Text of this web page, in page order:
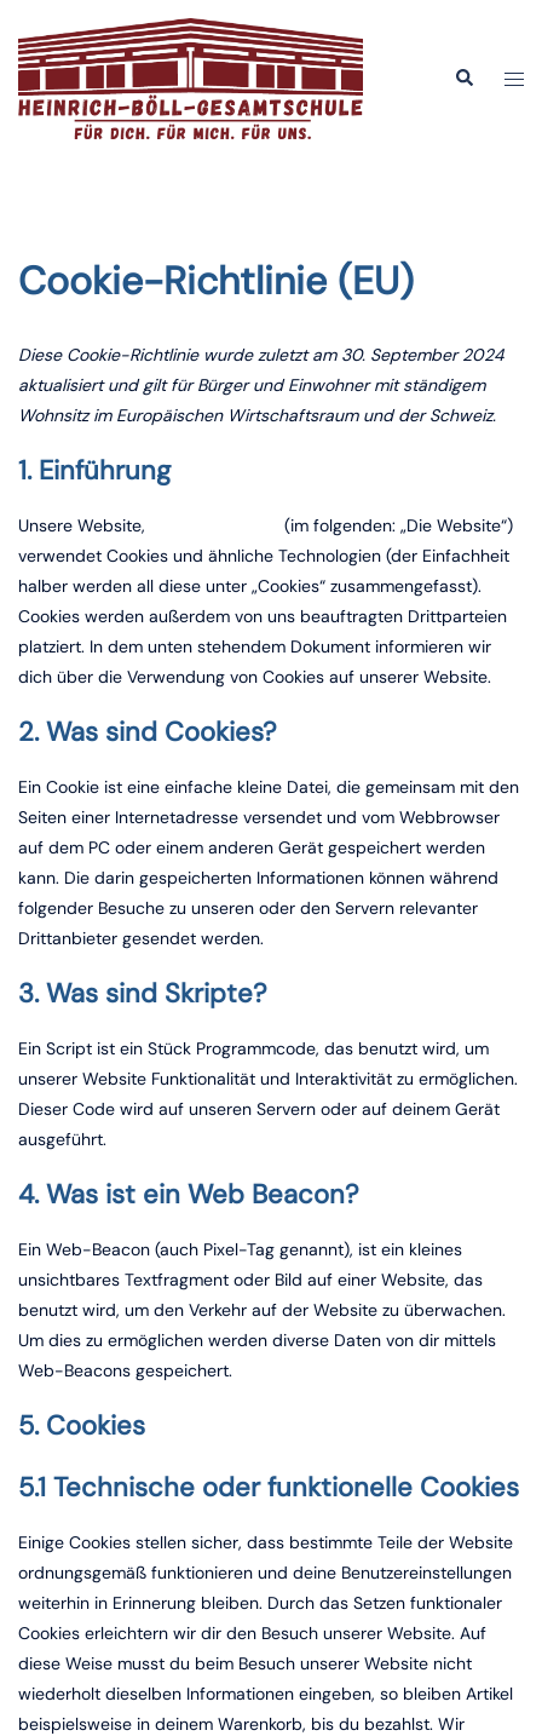
Inhalt
springen
Suche
Cookie-Richtlinie (EU)
Diese Cookie-Richtlinie wurde zuletzt am 30. September 2024
aktualisiert und gilt für Bürger und Einwohner mit ständigem
Wohnsitz im Europäischen Wirtschaftsraum und der Schweiz.
1. Einführung
Unsere Website,
(im folgenden: „Die Website“)
verwendet Cookies und ähnliche Technologien (der Einfachheit
halber werden all diese unter „Cookies“ zusammengefasst).
Cookies werden außerdem von uns beauftragten Drittparteien
platziert. In dem unten stehendem Dokument informieren wir
dich über die Verwendung von Cookies auf unserer Website.
2. Was sind Cookies?
Ein Cookie ist eine einfache kleine Datei, die gemeinsam mit den
Seiten einer Internetadresse versendet und vom Webbrowser
auf dem PC oder einem anderen Gerät gespeichert werden
kann. Die darin gespeicherten Informationen können während
folgender Besuche zu unseren oder den Servern relevanter
Drittanbieter gesendet werden.
3. Was sind Skripte?
Ein Script ist ein Stück Programmcode, das benutzt wird, um
unserer Website Funktionalität und Interaktivität zu ermöglichen.
Dieser Code wird auf unseren Servern oder auf deinem Gerät
ausgeführt.
4. Was ist ein Web Beacon?
Ein Web-Beacon (auch Pixel-Tag genannt), ist ein kleines
unsichtbares Textfragment oder Bild auf einer Website, das
benutzt wird, um den Verkehr auf der Website zu überwachen.
Um dies zu ermöglichen werden diverse Daten von dir mittels
Web-Beacons gespeichert.
5. Cookies
5.1 Technische oder funktionelle Cookies
Einige Cookies stellen sicher, dass bestimmte Teile der Website
ordnungsgemäß funktionieren und deine Benutzereinstellungen
weiterhin in Erinnerung bleiben. Durch das Setzen funktionaler
Cookies erleichtern wir dir den Besuch unserer Website. Auf
diese Weise musst du beim Besuch unserer Website nicht
wiederholt dieselben Informationen eingeben, so bleiben Artikel
beispielsweise in deinem Warenkorb, bis du bezahlst. Wir